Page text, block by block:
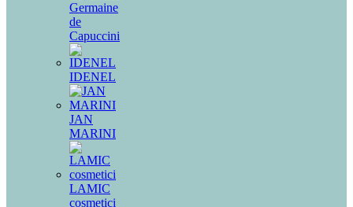
Germaine
de
Capuccini
IDENEL
JAN
MARINI
LAMIC
cosmetici